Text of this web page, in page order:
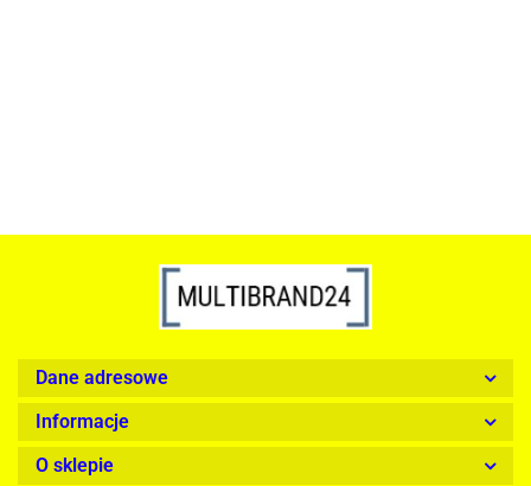
Dane adresowe
Informacje
O sklepie